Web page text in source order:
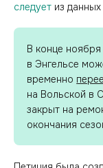
следует из
В конце ноября
в Энгельсе
временно
на Вольской в
закрыт на
окончания